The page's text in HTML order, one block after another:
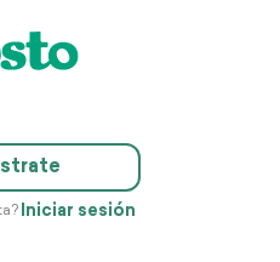
Iniciar sesión